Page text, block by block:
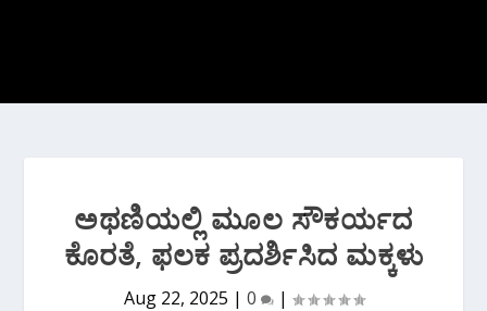
ಅಥಣಿಯಲ್ಲಿ ಮೂಲ ಸೌಕರ್ಯದ
ಕೊರತೆ, ಫಲಕ ಪ್ರದರ್ಶಿಸಿದ ಮಕ್ಕಳು
Aug 22, 2025 | 0 |